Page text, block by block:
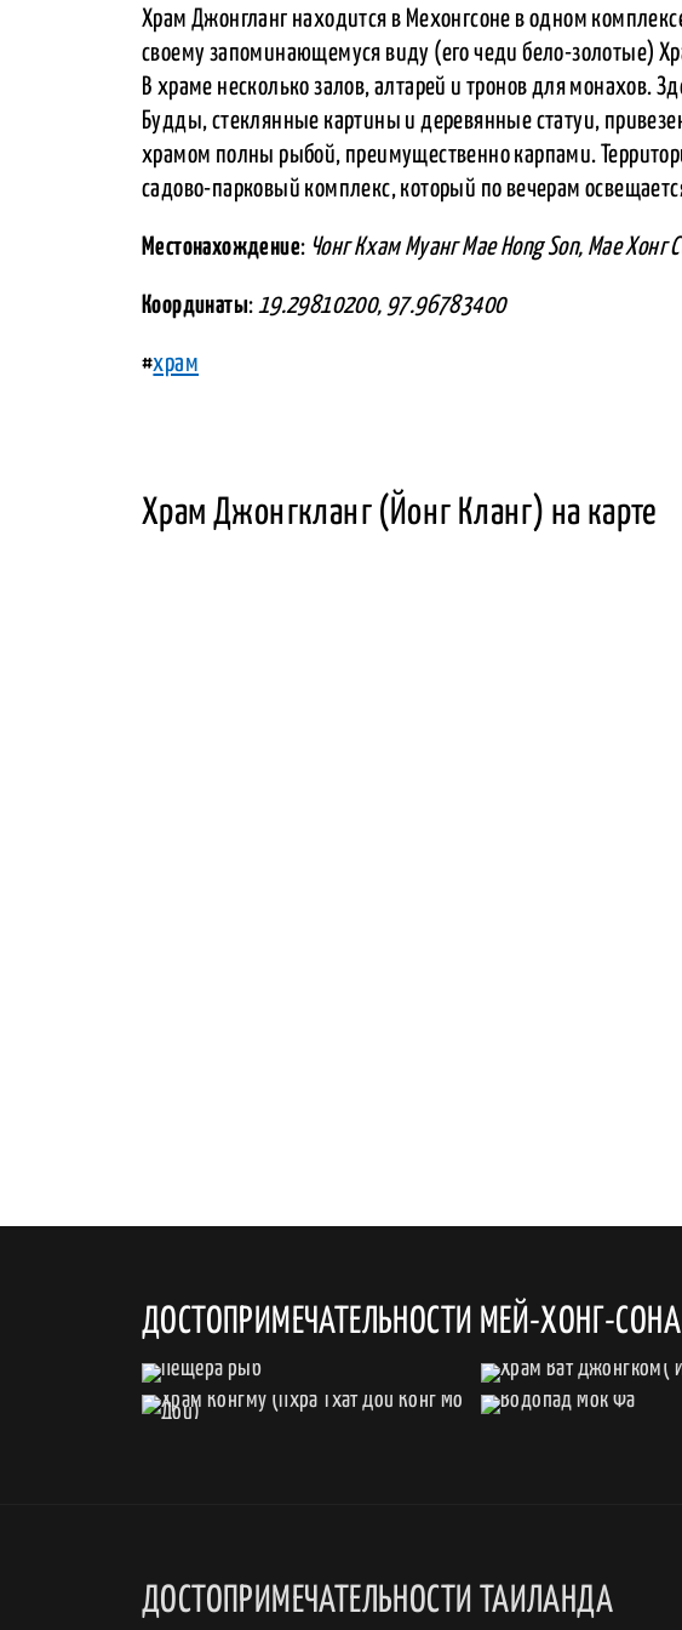
Храм Джонгланг находится в Мехонгсоне в одном
своему запоминающемуся виду (его чеди бело-золотые)
В храме несколько залов, алтарей и тронов для монахов.
Будды, стеклянные картины и деревянные статуи,
храмом полны рыбой, преимущественно карпами.
садово-парковый комплекс, который по вечерам
Местонахождение: Чонг Кхам Муанг Mae Hong Son, Мае Хонг
Координаты: 19.29810200, 97.96783400
#храм
Храм Джонгкланг (Йонг Кланг) на карте
ДОСТОПРИМЕЧАТЕЛЬНОСТИ МЕЙ-ХОНГ-СОНА
ДОСТОПРИМЕЧАТЕЛЬНОСТИ ТАИЛАНДА